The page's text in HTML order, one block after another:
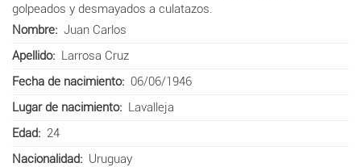
golpeados y desmayados a culatazos.
Nombre
Juan Carlos
Apellido
Larrosa Cruz
Fecha de nacimiento
06/06/1946
Lugar de nacimiento
Lavalleja
Edad
24
Nacionalidad
Uruguay